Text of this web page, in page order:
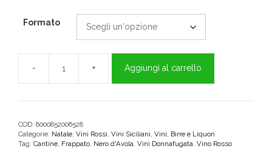
Formato
Floramundi
Cerasuolo
di
Donnafugata
quantità
Aggiungi al carrello
COD: 8000852006528
Categorie: Natale Vini Rossi Vini Siciliani Vini, Birre e Liquori
Tag: Cantine Frappato Nero d'Avola Vini Donnafugata Vino Rosso